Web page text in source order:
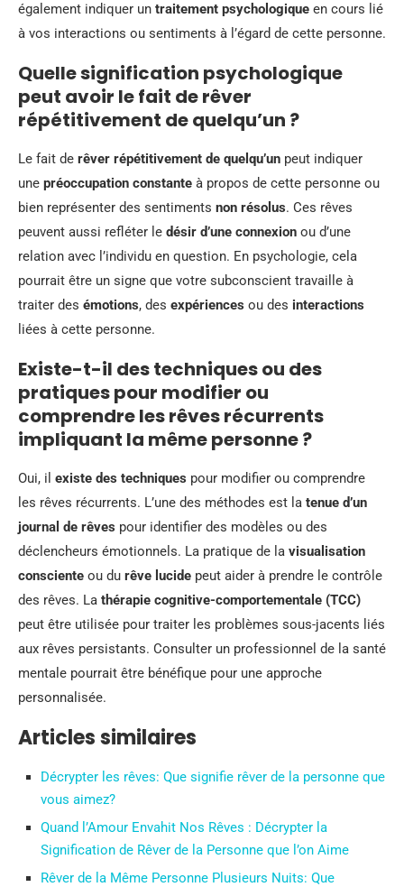
également indiquer un traitement psychologique en cours lié
à vos interactions ou sentiments à l’égard de cette personne.
Quelle signification psychologique
peut avoir le fait de rêver
répétitivement de quelqu’un ?
Le fait de rêver répétitivement de quelqu’un peut indiquer
une préoccupation constante à propos de cette personne ou
bien représenter des sentiments non résolus. Ces rêves
peuvent aussi refléter le désir d’une connexion ou d’une
relation avec l’individu en question. En psychologie, cela
pourrait être un signe que votre subconscient travaille à
traiter des émotions, des expériences ou des interactions
liées à cette personne.
Existe-t-il des techniques ou des
pratiques pour modifier ou
comprendre les rêves récurrents
impliquant la même personne ?
Oui, il existe des techniques pour modifier ou comprendre
les rêves récurrents. L’une des méthodes est la tenue d’un
journal de rêves pour identifier des modèles ou des
déclencheurs émotionnels. La pratique de la visualisation
consciente ou du rêve lucide peut aider à prendre le contrôle
des rêves. La thérapie cognitive-comportementale (TCC)
peut être utilisée pour traiter les problèmes sous-jacents liés
aux rêves persistants. Consulter un professionnel de la santé
mentale pourrait être bénéfique pour une approche
personnalisée.
Articles similaires
Décrypter les rêves: Que signifie rêver de la personne que
vous aimez?
Quand l’Amour Envahit Nos Rêves : Décrypter la
Signification de Rêver de la Personne que l’on Aime
Rêver de la Même Personne Plusieurs Nuits: Que